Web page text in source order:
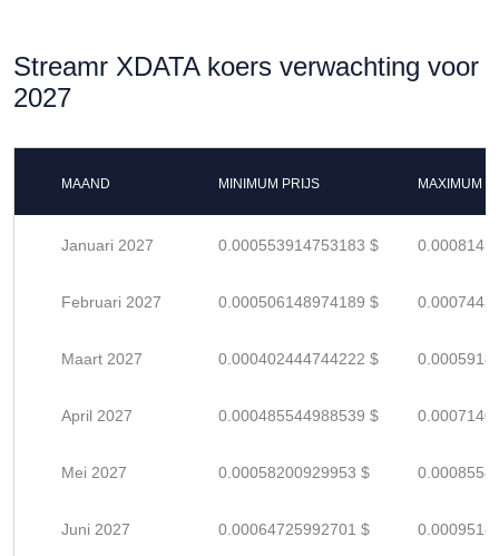
Streamr XDATA koers verwachting voor
2027
MAAND MINIMUM PRIJS MAXIMUM
Januari 2027 0.000553914753183 $
Februari 2027 0.000506148974189 $
Maart 2027 0.000402444744222 $
April 2027 0.000485544988539 $
Mei 2027 0.00058200929953 $
Juni 2027 0.00064725992701 $